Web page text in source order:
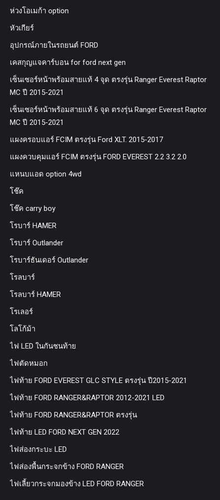
ห่วงโอเมก้า option
หัวเกียร์
อุปกรณ์ภายในรถยนต์ FORD
เคสกุญแจคาร์บอน for ford next gen
เซ็นเซอร์หน้าพร้อมสายแท้ 4 จุด ตรงรุ่น Ranger Everest Raptor
MC ปี 2015-2021
เซ็นเซอร์หน้าพร้อมสายแท้ 6 จุด ตรงรุ่น Ranger Everest Raptor
MC ปี 2015-2021
แผงครอบแอร์ FCIM ตรงรุ่น Ford XLT. 2015-2017
แผงควบคุมแอร์ FCIM ตรงรุ่น FORD EVEREST 2.2 3.2 2.0
แหนบแอด option 4wd
โช๊ค
โช๊ค carry boy
โรบาร์ HAMER
โรบาร์ Outlander
โรบาร์ธันเดอร์ Outlander
โรลบาร์
โรลบาร์ HAMER
โรเลอร์
โลโก้ม้า
ไฟ LED ในกันชนท้าย
ไฟตัดหมอก
ไฟท้าย FORD EVEREST GLC STYLE ตรงรุ่น ปี2015-2021
ไฟท้าย FORD RANGER&RAPTOR 2012-2021 LED
ไฟท้าย FORD RANGER&RAPTOR ตรงรุ่น
ไฟท้าย LED FORD NEXT GEN 2022
ไฟส่องกระบะ LED
ไฟส่องพื้นกระจกข้าง FORD RANGER
ไฟเลี้ยวกระจกมองข้าง LED FORD RANGER